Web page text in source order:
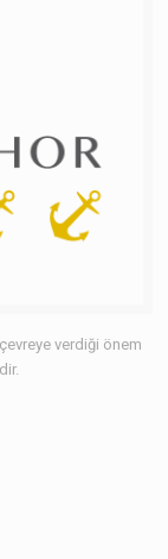
verdiği önem